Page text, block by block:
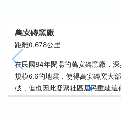
萬安磚窯廠
距離0.678公里
在民國84年閉場的萬安磚窯廠，
規模6.6的地震，使得萬安磚窯大
破，但也因此凝聚社區居民重建這